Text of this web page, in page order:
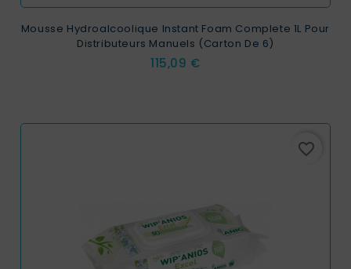
Mousse Hydroalcoolique Instant Foam Complete 1L Pour
Distributeurs Manuels (carton De 6)
Prix
115,09 €
favorite_border